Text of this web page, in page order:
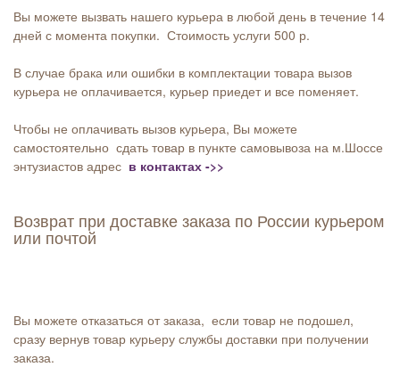
Вы можете вызвать нашего курьера в любой день в течение 14
дней с момента покупки. Стоимость услуги 500 р.
В случае брака или ошибки в комплектации товара вызов
курьера не оплачивается, курьер приедет и все поменяет.
Чтобы не оплачивать вызов курьера, Вы можете
самостоятельно сдать товар в пункте самовывоза на м.Шоссе
энтузиастов адрес в контактах ->>
Возврат при доставке заказа по России курьером
или почтой
Вы можете отказаться от заказа, если товар не подошел,
сразу вернув товар курьеру службы доставки при получении
заказа.